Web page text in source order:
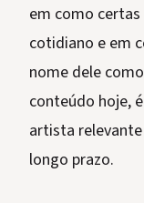
em como
cotidiano e em
nome dele
conteúdo hoje,
artista
longo prazo.